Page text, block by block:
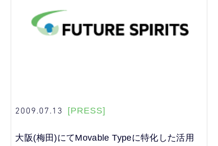
2009.07.13 [PRESS]
大阪(梅田)にてMovable Typeに特化した活用